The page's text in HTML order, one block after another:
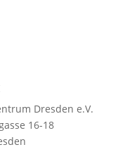
Dresden e.V.
16-18